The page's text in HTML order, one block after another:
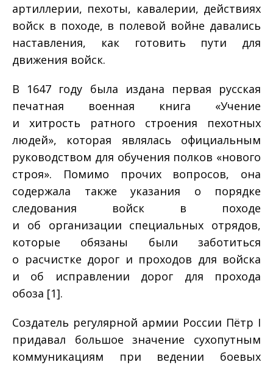
артиллерии, пехоты, кавалерии, действиях
войск в походе, в полевой войне давались
наставления, как готовить пути для
движения войск.
В 1647 году была издана первая русская
печатная военная книга «Учение
и хитрость ратного строения пехотных
людей», которая являлась официальным
руководством для обучения полков «нового
строя». Помимо прочих вопросов, она
содержала также указания о порядке
следования войск в походе
и об организации специальных отрядов,
которые обязаны были заботиться
о расчистке дорог и проходов для войска
и об исправлении дорог для прохода
обоза [1].
Создатель регулярной армии России Пётр I
придавал большое значение сухопутным
коммуникациям при ведении боевых